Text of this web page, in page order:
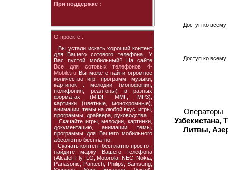
При поддержке :
О проекте :
Вы устали искать хороший контент
для Вашего сотового телефона. У
Вас пустой мобильный? На сайте
Все для сотовых телефонов 4-
Mobile.ru Вы можете найти огромное
количество игр, программ, музыки,
картинок : мелодии (монофония,
полифония, реалтоны) в разных
форматах (MIDI, MMF, MP3),
картинки (цветные, монохромные),
анимации, темы на любой вкус, игры,
программы, драйвера, руководства.
Скачайте игры, мелодии, картинки,
документацию, анимации, темы,
программы для Вашего мобильного
абсолютно бесплатно.
Скачать контент бесплатно просто -
найдите марку Вашего телефона
(Alcatel, Fly, LG, Motorola, NEC, Nokia,
Panasonic, Pantech, Philips, Samsung,
Доступ ко всему
Доступ ко
Операторы
Узбекистана,
Литвы,